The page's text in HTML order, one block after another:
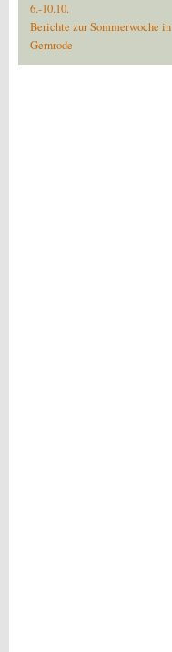
6.-10.10.
Berichte zur Sommerwoche in
Gernrode